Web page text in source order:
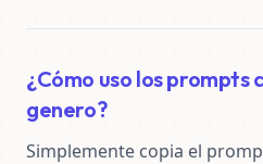
¿Cómo uso los prompts
genero?
Simplemente copia el